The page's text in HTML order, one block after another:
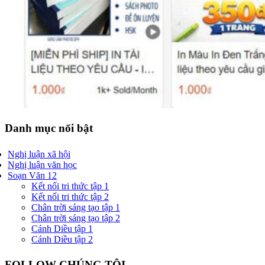
Danh mục nổi bật
Nghị luận xã hội
Nghị luận văn học
Soạn Văn 12
Kết nối tri thức tập 1
Kết nối tri thức tập 2
Chân trời sáng tạo tập 1
Chân trời sáng tạo tập 2
Cánh Diều tập 1
Cánh Diều tập 2